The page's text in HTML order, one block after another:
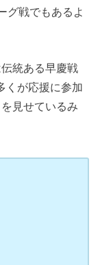
グ戦でもあるよ
統ある早慶戦
くが応援に参加
見せているみ